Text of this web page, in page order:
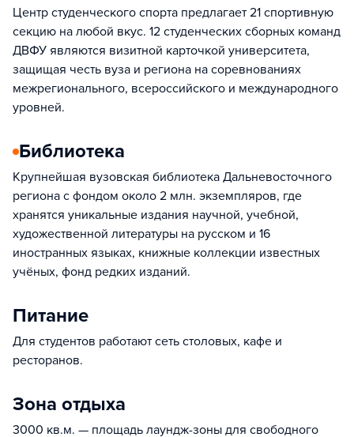
Центр студенческого спорта предлагает 21 спортивную
секцию на любой вкус. 12 студенческих сборных команд
ДВФУ являются визитной карточкой университета,
защищая честь вуза и региона на соревнованиях
межрегионального, всероссийского и международного
уровней.
Библиотека
Крупнейшая вузовская библиотека Дальневосточного
региона с фондом около 2 млн. экземпляров, где
хранятся уникальные издания научной, учебной,
художественной литературы на русском и 16
иностранных языках, книжные коллекции известных
учёных, фонд редких изданий.
Питание
Для студентов работают сеть столовых, кафе и
ресторанов.
Зона отдыха
3000 кв.м. — площадь лаундж-зоны для свободного